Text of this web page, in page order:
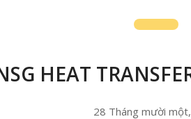
HEAT
28 Tháng mười